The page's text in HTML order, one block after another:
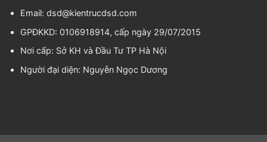
Email: dsd@kientrucdsd.com
GPĐKKD: 0106918914, cấp ngày 29/07/2015
Nơi cấp: Sở KH và Đầu Tư TP Hà Nội
Người đại diện: Nguyễn Ngọc Dương